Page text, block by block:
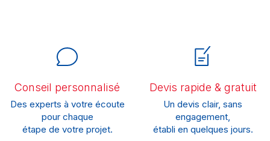
Conseil personnalisé
Des experts à votre écoute
pour chaque
étape de votre projet.
Devis rapide & gratuit
Un devis clair, sans
engagement,
établi en quelques jours.